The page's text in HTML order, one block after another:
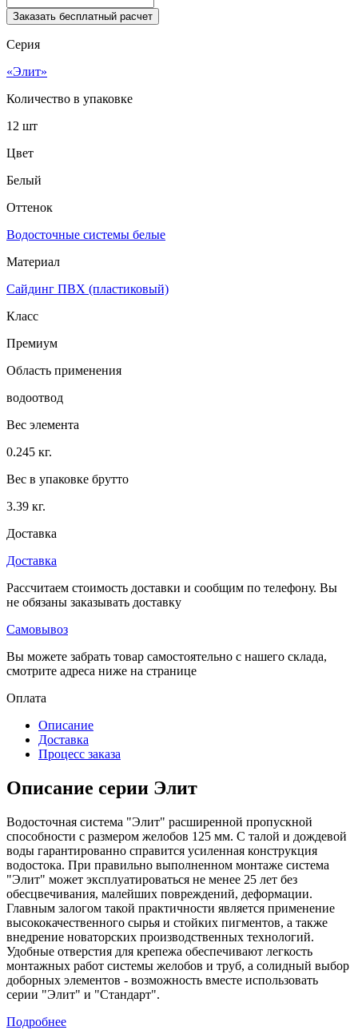
Заказать бесплатный расчет
Серия
«Элит»
Количество в упаковке
12 шт
Цвет
Белый
Оттенок
Водосточные системы белые
Материал
Сайдинг ПВХ (пластиковый)
Класс
Премиум
Область применения
водоотвод
Вес элемента
0.245 кг.
Вес в упаковке брутто
3.39 кг.
Доставка
Доставка
Рассчитаем стоимость доставки и сообщим по телефону. Вы
не обязаны заказывать доставку
Самовывоз
Вы можете забрать товар самостоятельно с нашего склада,
смотрите адреса ниже на странице
Оплата
Описание
Доставка
Процесс заказа
Описание серии Элит
Водосточная система "Элит" расширенной пропускной
способности с размером желобов 125 мм. С талой и дождевой
воды гарантированно справится усиленная конструкция
водостока. При правильно выполненном монтаже система
"Элит" может эксплуатироваться не менее 25 лет без
обесцвечивания, малейших повреждений, деформации.
Главным залогом такой практичности является применение
высококачественного сырья и стойких пигментов, а также
внедрение новаторских производственных технологий.
Удобные отверстия для крепежа обеспечивают легкость
монтажных работ системы желобов и труб, а солидный выбор
доборных элементов - возможность вместе использовать
серии "Элит" и "Стандарт".
Подробнее